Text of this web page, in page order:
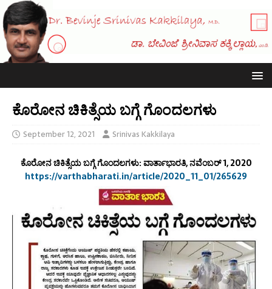
ಕೊರೋನ ಚಿಕಿತ್ಸೆಯ ಬಗ್ಗೆ ಗೊಂದಲಗಳು
September 12, 2021 Srinivas Kakkilaya
ಕೊರೋನ ಚಿಕಿತ್ಸೆಯ ಬಗ್ಗೆ ಗೊಂದಲಗಳು: ವಾರ್ತಾಭಾರತಿ, ನವೆಂಬರ್ 1, 2020
https://varthabharati.in/article/2020_11_01/265629